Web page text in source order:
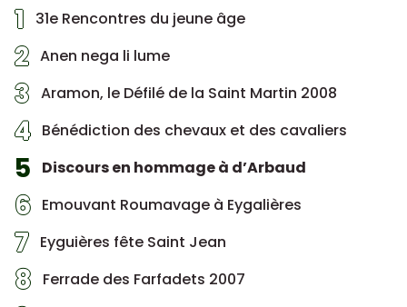
1 31e Rencontres du jeune âge
2 Anen nega li lume
3 Aramon, le Défilé de la Saint Martin 2008
4 Bénédiction des chevaux et des cavaliers
5 Discours en hommage à d’Arbaud
6 Emouvant Roumavage à Eygalières
7 Eyguières fête Saint Jean
8 Ferrade des Farfadets 2007